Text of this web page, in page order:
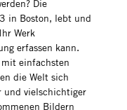
Die
in Boston, lebt und
Werk
erfassen kann.
einfachsten
die Welt sich
und vielschichtiger
Bildern